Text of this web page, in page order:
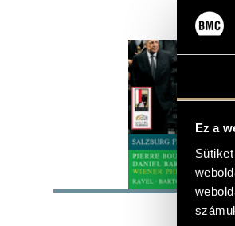
Ez a